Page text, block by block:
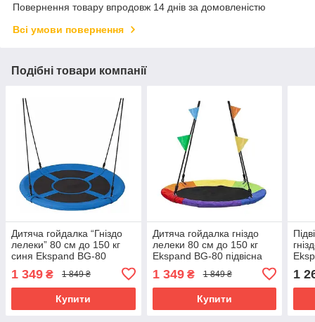
Повернення товару впродовж 14 днів за домовленістю
Всі умови повернення
Подібні товари компанії
Дитяча гойдалка “Гніздо
лелеки” 80 см до 150 кг
синя Ekspand BG-80
підвісна садова гойдалка
для дому та вулиці
1 349 ₴ 1 849 ₴
Купити
Дитяча гойдалка гніздо
лелеки 80 см до 150 кг
Ekspand BG-80 підвісна
гойдалка для саду та дому
1 349₴ 1 849 ₴
Купити
1